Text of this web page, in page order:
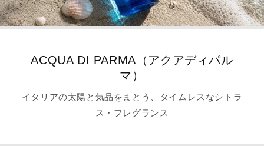
ACQUA DI PARMA（アクアディパル
マ）
イタリアの太陽と気品をまとう、タイムレスなシトラ
ス・フレグランス